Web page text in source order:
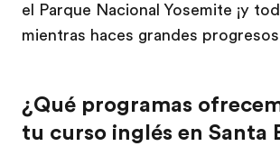
el Parque Nacional Yosemite ¡y
mientras haces grandes
¿Qué programas
tu curso inglés en Santa